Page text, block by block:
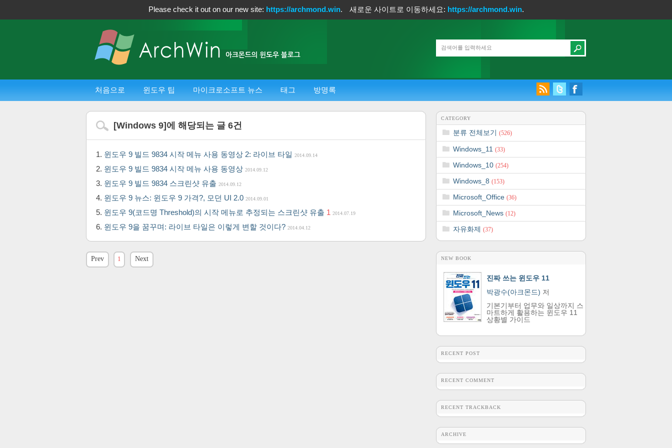
Please check it out on our new site: https://archmond.win. 새로운 사이트로 이동하세요: https://archmond.win.
처음으로 윈도우 팁 마이크로소프트 뉴스 태그 방명록
[Windows 9]에 해당되는 글 6건
윈도우 9 빌드 9834 시작 메뉴 사용 동영상 2: 라이브 타일 2014.09.14
윈도우 9 빌드 9834 시작 메뉴 사용 동영상 2014.09.12
윈도우 9 빌드 9834 스크린샷 유출 2014.09.12
윈도우 9 뉴스: 윈도우 9 가격?, 모던 UI 2.0 2014.09.01
윈도우 9(코드명 Threshold)의 시작 메뉴로 추정되는 스크린샷 유출 1 2014.07.19
윈도우 9을 꿈꾸며: 라이브 타일은 이렇게 변할 것이다? 2014.04.12
Prev 1 Next
CATEGORY
분류 전체보기 (526)
Windows_11 (33)
Windows_10 (254)
Windows_8 (153)
Microsoft_Office (36)
Microsoft_News (12)
자유화제 (37)
NEW BOOK
진짜 쓰는 윈도우 11
박광수(아크몬드) 저
기본기부터 업무와 일상까지 스
마트하게 활용하는 윈도우 11
상황별 가이드
RECENT POST
RECENT COMMENT
RECENT TRACKBACK
ARCHIVE